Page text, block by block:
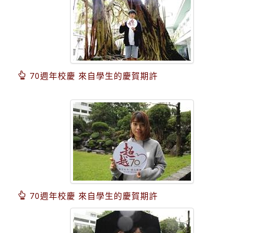
70週年校慶 來自學生的慶賀期許
70週年校慶 來自學生的慶賀期許